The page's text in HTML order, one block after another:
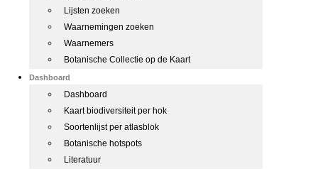
Lijsten zoeken
Waarnemingen zoeken
Waarnemers
Botanische Collectie op de Kaart
Dashboard
Dashboard
Kaart biodiversiteit per hok
Soortenlijst per atlasblok
Botanische hotspots
Literatuur